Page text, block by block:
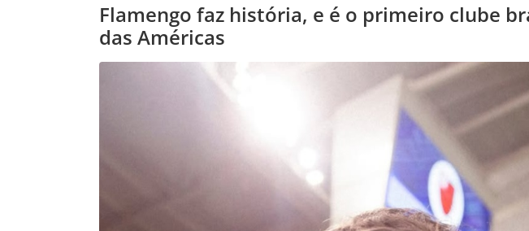
Flamengo faz história, e é o primeiro clube
das Américas